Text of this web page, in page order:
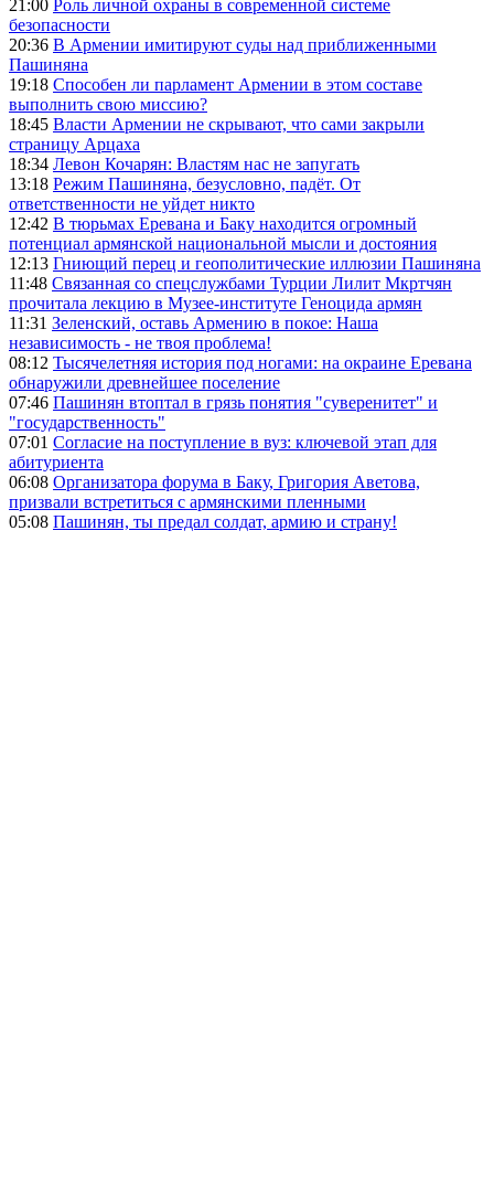
21:00 Роль личной охраны в современной системе
безопасности
20:36 В Армении имитируют суды над приближенными
Пашиняна
19:18 Способен ли парламент Армении в этом составе
выполнить свою миссию?
18:45 Власти Армении не скрывают, что сами закрыли
страницу Арцаха
18:34 Левон Кочарян: Властям нас не запугать
13:18 Режим Пашиняна, безусловно, падёт. От
ответственности не уйдет никто
12:42 В тюрьмах Еревана и Баку находится огромный
потенциал армянской национальной мысли и достояния
12:13 Гниющий перец и геополитические иллюзии Пашиняна
11:48 Связанная со спецслужбами Турции Лилит Мкртчян
прочитала лекцию в Музее-институте Геноцида армян
11:31 Зеленский, оставь Армению в покое: Наша
независимость - не твоя проблема!
08:12 Тысячелетняя история под ногами: на окраине Еревана
обнаружили древнейшее поселение
07:46 Пашинян втоптал в грязь понятия "суверенитет" и
"государственность"
07:01 Согласие на поступление в вуз: ключевой этап для
абитуриента
06:08 Организатора форума в Баку, Григория Аветова,
призвали встретиться с армянскими пленными
05:08 Пашинян, ты предал солдат, армию и страну!